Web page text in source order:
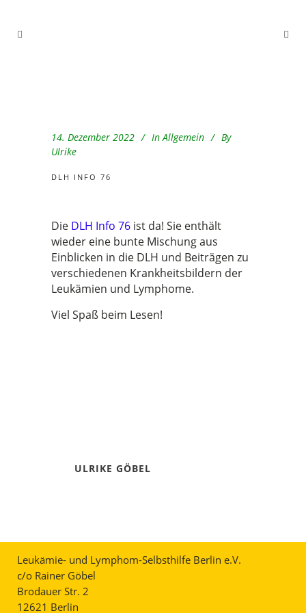
14. Dezember 2022 In Allgemein
By
Ulrike
DLH INFO 76
Die DLH Info 76 ist da! Sie enthält
wieder eine bunte Mischung aus
Einblicken in die DLH und Beiträgen zu
verschiedenen Krankheitsbildern der
Leukämien und Lymphome.
Viel Spaß beim Lesen!
ULRIKE GÖBEL
Leukämie- und Lymphom-Selbsthilfe Berlin e.V.
c/o Rainer Göbel
Brodauer Str. 2
12621 Berlin